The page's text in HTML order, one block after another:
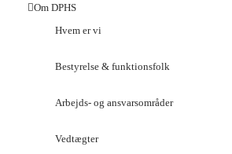
Om DPHS
Hvem er vi
Bestyrelse & funktionsfolk
Arbejds- og ansvarsområder
Vedtægter